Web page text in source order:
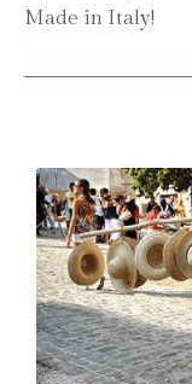
Made in Italy!